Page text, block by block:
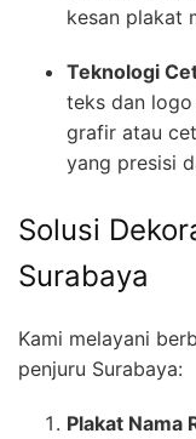
kesan plakat
Teknologi
teks dan logo
grafir atau
yang presisi
Solusi
Surabaya
Kami melayani
penjuru Surabaya:
Plakat Nama